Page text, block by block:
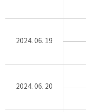
2024. 06. 19
2024. 06. 20